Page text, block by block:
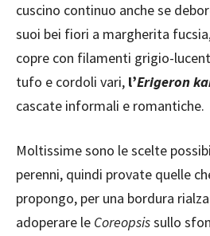
cuscino continuo anche se
suoi bei fiori a margherita
copre con filamenti grigio-
tufo e cordoli vari, l’Erigeron
cascate informali e romantiche.
Moltissime sono le scelte
perenni, quindi provate quelle
propongo, per una bordura
adoperare le Coreopsissullo